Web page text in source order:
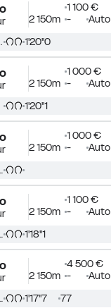
1 100 €
2 150m - Auto
1'20''0
1 000 €
2 150m - Auto
1'20''1
1 000 €
2 150m -
Auto
1 100 €
2 150m - Auto
1'18''1
4 500 €
2 150m - Auto
1'17''7 77